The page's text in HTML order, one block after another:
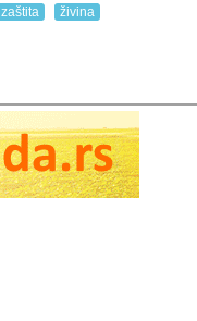
zaštita živina